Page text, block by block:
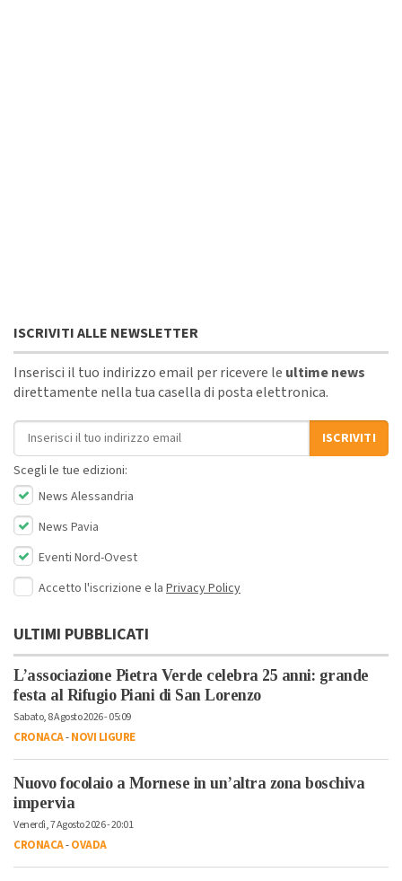
ISCRIVITI ALLE NEWSLETTER
Inserisci il tuo indirizzo email per ricevere le ultime news
direttamente nella tua casella di posta elettronica.
Indirizzo email
ISCRIVITI
Scegli le tue edizioni:
News Alessandria
News Pavia
Eventi Nord-Ovest
Accetto l'iscrizione e la Privacy Policy
ULTIMI PUBBLICATI
L’associazione Pietra Verde celebra 25 anni: grande
festa al Rifugio Piani di San Lorenzo
Sabato, 8 Agosto 2026 - 05:09
CRONACA-NOVI LIGURE
Nuovo focolaio a Mornese in un’altra zona boschiva
impervia
Venerdì, 7 Agosto 2026 - 20:01
CRONACA-OVADA